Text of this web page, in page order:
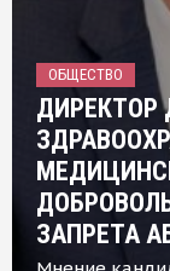
ОБЩЕСТВО
ДИРЕКТОР
ЗАПРЕТА